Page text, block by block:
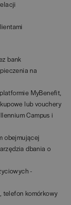
bank
na
MyBenefit,
lub vouchery
Campus i
obejmującej
dbania o
-
telefon komórkowy